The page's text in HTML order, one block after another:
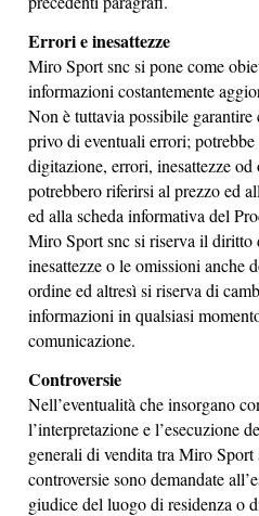
Errori e inesattezze
Miro Sport snc si pone come
informazioni costantemente
Non è tuttavia possibile
privo di eventuali errori;
digitazione, errori, inesattezze
potrebbero riferirsi al prezzo ed
ed alla scheda informativa del
Miro Sport snc si riserva il
inesattezze o le omissioni anche
ordine ed altresì si riserva di
informazioni in qualsiasi
comunicazione.
Controversie
Nell’eventualità che insorgano
l’interpretazione e l’esecuzione
generali di vendita tra Miro
controversie sono demandate
giudice del luogo di residenza o